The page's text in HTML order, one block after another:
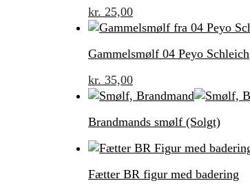
kr. 25,00
Gammelsmølf 04 Peyo Schleich
kr. 35,00
Brandmands smølf (Solgt)
Fætter BR figur med badering